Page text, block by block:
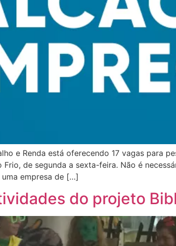
e Renda está oferecendo 17 vagas para
de segunda a sexta-feira. Não é
empresa de […]
do projeto